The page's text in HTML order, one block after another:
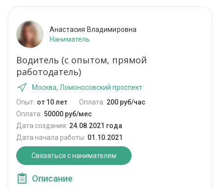
Анастасия Владимировна
Наниматель
Водитель (с опытом, прямой
работодатель)
Москва, Ломоносовский проспект
Опыт: от 10 лет Оплата: 200 руб/час
Оплата: 50000 руб/мес
Дата создания: 24.08.2021 года
Дата начала работы: 01.10.2021
Связаться с нанимателем
Описание